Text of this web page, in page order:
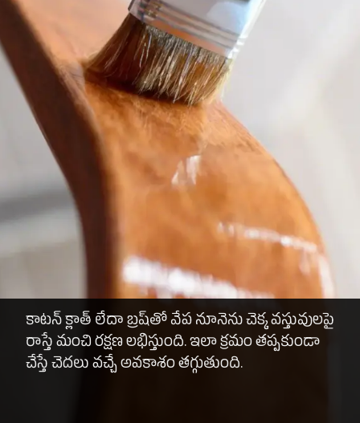
కాటన్ క్లాత్ లేదా బ్రష్‌తో వేప నూనెను చెక్క వస్తువులపై
రాస్తే మంచి రక్షణ లభిస్తుంది. ఇలా క్రమం తప్పకుండా
చేస్తే చెదలు వచ్చే అవకాశం తగ్గుతుంది.